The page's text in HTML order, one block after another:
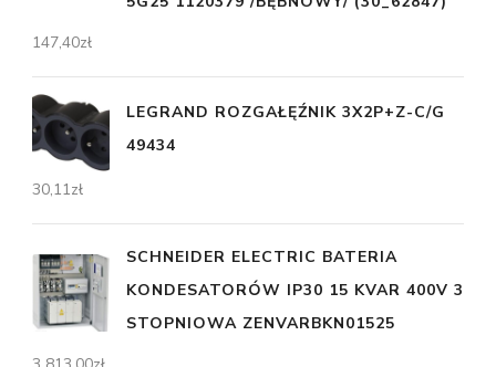
147,40zł
LEGRAND ROZGAŁĘŹNIK 3X2P+Z-C/G
49434
30,11zł
SCHNEIDER ELECTRIC BATERIA
KONDESATORÓW IP30 15 KVAR 400V 3
STOPNIOWA ZENVARBKN01525